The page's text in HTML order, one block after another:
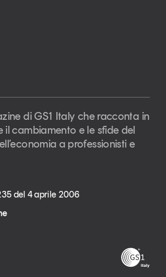
di GS1 Italy che racconta in
il cambiamento e le sfide del
a professionisti e
del 4 aprile 2006